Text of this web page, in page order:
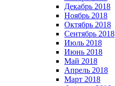
Декабрь 2018
Ноябрь 2018
Октябрь 2018
Сентябрь 2018
Июль 2018
Июнь 2018
Май 2018
Апрель 2018
Март 2018